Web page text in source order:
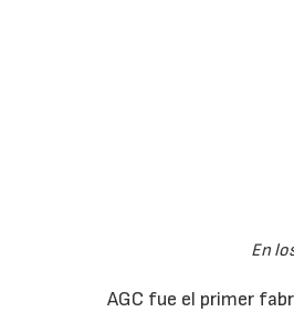
En
AGC fue el primer